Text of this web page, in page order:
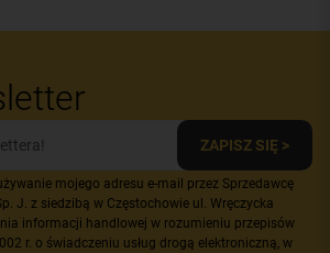
ZAPISZ SIĘ >
mojego adresu e-mail przez Sprzedawcę
J. z siedzibą w Częstochowie ul. Wręczycka
informacji handlowej w rozumieniu przepisów
r. o świadczeniu usług drogą elektroniczną, w